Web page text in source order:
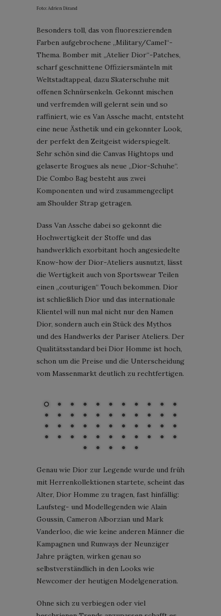
Foto: Adrien Dirand
Besonders toll, das von fluoreszierenden
Farben aufgebrochene „Military/Camel“-
Thema. Bomber mit „Atelier Dior“-Patches,
scharf geschnittene Offiziersmänteln mit
Weltstadtappeal, dazu Skaterschuhe mit
offenen Schnürsenkeln. Gekonnt mischen
und verfremden will gelernt sein und so
raffiniert, wie es Van Assche macht, entsteht
eine neue Ästhetik und ein gekonnter Look,
der perfekt den Zeitgeist widerspiegelt.
Sehr schön sind die Canvas Hightops und
gelaserte Brogues als neue „Dior-Schuhe“.
Die Combo Bag besteht aus zwei
Komponenten und wird zusammengeclipt
am Shoulder Strap getragen.
Dass Van Assche dabei so gekonnt die
Hochwertigkeit der Stoffe und das
handwerklich exorbitant hoch angesiedelte
Know-how der Dior-Ateliers ausnutzt, lässt
die Wertigkeit auch von Sportswear Teilen
einen „couturigen“ Touch bekommen. Dior
ist schließlich Dior und das internationale
Klientel will nun mal nicht nur den Namen
Dior, sondern auch ein Stück des Mythos
und des Handwerks der Pariser Ateliers. Der
Qualitätsstandard bei Dior Homme ist hoch,
schon um die Preise und die Unterscheidung
vom Massenmarkt deutlich zu rechtfertigen.
Dior Homme Fall/Winter 2018/2019; Foto:
Genau wie Dior zur Legende wurde und früh
mit Herrenkollektionen startete, scheint das
Alter, Dior Homme zu tragen, fast hinfällig:
Laufsteg- und Modellegenden wie Alain
Goussin, Cameron Alborzian und Mark
Vanderloo, die wie keine anderen Männer die
Kampagnen und Runways der Neunziger
Jahre prägten, wirken genau so
selbstverständlich in den Looks wie
Newcomer der heutigen Modelgeneration.
Ohne sich zu verbiegen oder viel